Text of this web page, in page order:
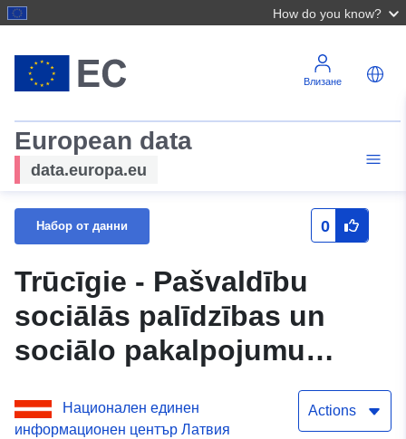
How do you know?
Влизане
European data
data.europa.eu
Набор от данни 0
Trūcīgie - Pašvaldību
sociālās palīdzības un
sociālo pakalpojumu
sistēmas (SOPA) dati -
izmaiņas - 90009067337
Национален единен
информационен център Латвия
Actions